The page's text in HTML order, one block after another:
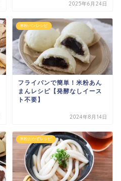
2025年6月24日
米粉パンレシピ
フライパンで簡単！米粉あん
まんレシピ【発酵なしイース
ト不要】
2024年8月14日
米粉おかずレシピ